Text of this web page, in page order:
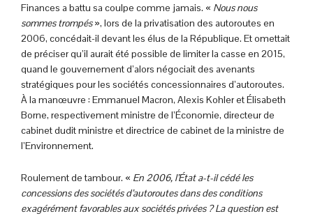
Finances a battu sa coulpe comme jamais. « Nous nous
sommes trompés», lors de la privatisation des autoroutes en
2006, concédait-il devant les élus de la République. Et omettait
de préciser qu’il aurait été possible de limiter la casse en 2015,
quand le gouvernement d’alors négociait des avenants
stratégiques pour les sociétés concessionnaires d’autoroutes.
À la manœuvre : Emmanuel Macron, Alexis Kohler et Élisabeth
Borne, respectivement ministre de l’Économie, directeur de
cabinet dudit ministre et directrice de cabinet de la ministre de
l’Environnement.
Roulement de tambour. « En 2006, l’État a-t-il cédé les
concessions des sociétés d’autoroutes dans des conditions
exagérément favorables aux sociétés privées ? La question est